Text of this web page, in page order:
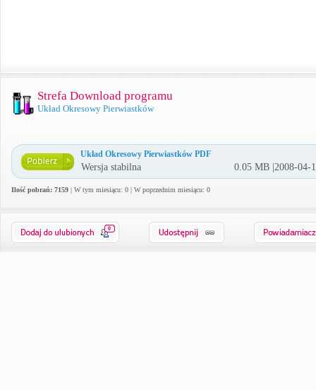
Strefa Download programu
Układ Okresowy Pierwiastków
Układ Okresowy Pierwiastków PDF
Wersja stabilna 0.05 MB |2008-04-
Ilość pobrań: 7159 | W tym miesiącu: 0 | W poprzednim miesiącu: 0
0